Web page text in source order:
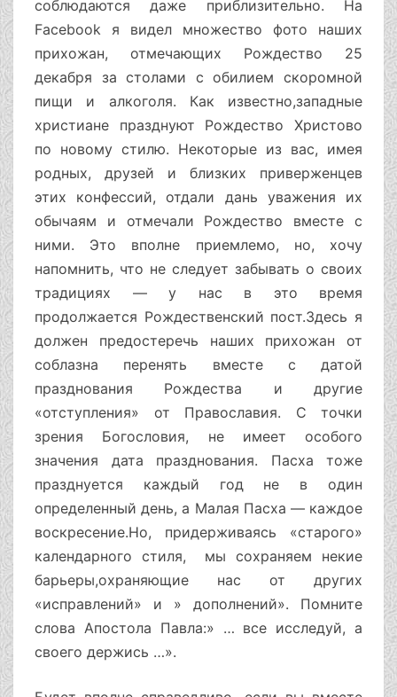
соблюдаются даже приблизительно. Нa
Faсеbook я видел множество фото наших
прихожан, отмечающих Рождество 25
декабря за столами с обилием скоромной
пищи и алкоголя. Как известно,западные
христиане празднуют Рождество Христово
по новому стилю. Некоторые из вас, имея
родных, друзей и близких приверженцев
этих конфессий, отдали дань уважения их
обычаям и отмечали Рождество вместе с
ними. Это вполне приемлемо, но, хочу
напомнить, что не следует забывать о своих
традициях — у нас в это время
продолжается Рождественский пост.Здесь я
должен предостеречь наших прихожан от
соблазна перенять вместе с датой
празднования Рождества и другие
«отступления» от Православия. С точки
зрения Богословия, не имеет особого
значения дата празднования. Пасха тоже
празднуется каждый год не в один
определенный день, а Малая Пасха — каждое
воскресение.Но, придерживаясь «старого»
календарного стиля, мы сохраняем некие
барьеры,охраняющие нас от других
«исправлений» и » дополнений». Помните
слова Апостола Павла:» … все исследуй, а
своего держись …».